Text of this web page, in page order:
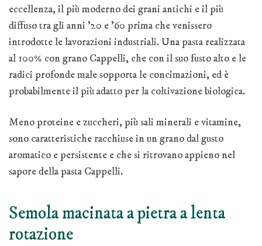
eccellenza, il più moderno dei grani antichi e il più
diffuso tra gli anni ’20 e ’60 prima che venissero
introdotte le lavorazioni industriali. Una pasta realizzata
al 100% con grano Cappelli, che con il suo fusto alto e le
radici profonde male sopporta le concimazioni, ed è
probabilmente il più adatto per la coltivazione biologica.
Meno proteine e zuccheri, più sali minerali e vitamine,
sono caratteristiche racchiuse in un grano dal gusto
aromatico e persistente e che si ritrovano appieno nel
sapore della pasta Cappelli.
Semola macinata a pietra a lenta
rotazione